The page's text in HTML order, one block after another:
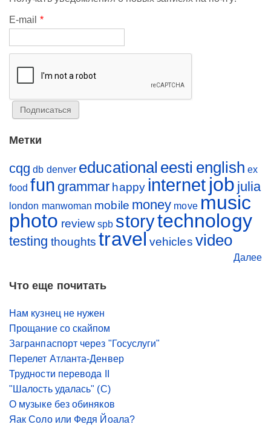
E-mail *
Метки
cqg db denver educational eesti english ex
food fun grammar happy internet job julia
london manwoman mobile money move music
photo review spb storytechnology
testing thoughts travel vehicles video
Далее
Что еще почитать
Нам кузнец не нужен
Прощание со скайпом
Загранпаспорт через "Госуслуги"
Перелет Атланта-Денвер
Трудности перевода II
"Шалость удалась" (С)
О музыке без обиняков
Яак Соло или Федя Йоала?